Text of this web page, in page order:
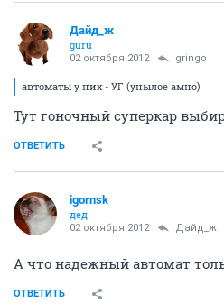
Дайд_ж
guru
02 октября 2012 gringo
автоматы у них - УГ (унылое амно)
Тут гоночный суперкар
ОТВЕТИТЬ
igornsk
дед
02 октября 2012 Дайд_ж
А что надежный автомат
ОТВЕТИТЬ